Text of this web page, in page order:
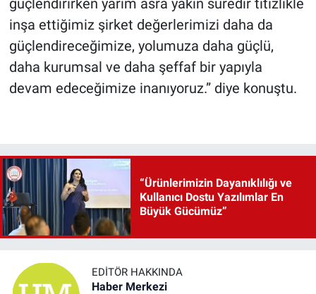
güçlendirirken yarım asra yakın süredir titizlikle
inşa ettiğimiz şirket değerlerimizi daha da
güçlendireceğimize, yolumuza daha güçlü,
daha kurumsal ve daha şeffaf bir yapıyla
devam edeceğimize inanıyoruz.” diye konuştu.
“Ürünlerimizin Dayanıklılığı ve
Kullanıcı Dostu Yazılımlar En
Büyük Gücümüz”
EDITÖR HAKKINDA
Haber Merkezi